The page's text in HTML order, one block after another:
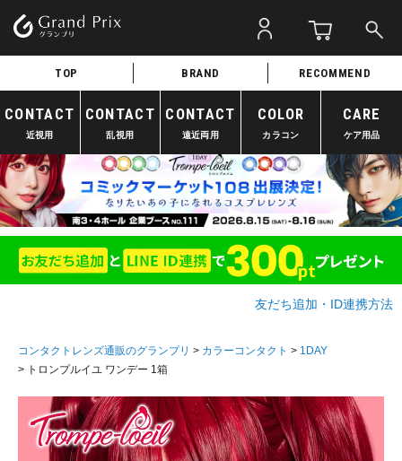
TOP BRAND RECOMMEND
CONTACT
近視用
CONTACT
乱視用
CONTACT
遠近両用
COLOR
カラコン
CARE
ケア用品
友だち追加・ID連携方法
コンタクトレンズ通販のグランプリ カラーコンタクト
1DAY
トロンプルイユ ワンデー 1箱